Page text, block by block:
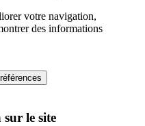
votre navigation,
des informations
le site